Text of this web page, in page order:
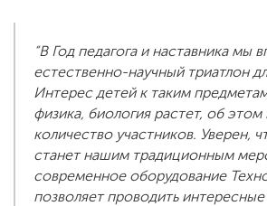
“В Год педагога и наставника мы
естественно-научный триатлон
Интерес детей к таким
физика, биология растет, об этом
количество участников. Уверен,
станет нашим традиционным
современное оборудование
позволяет проводить